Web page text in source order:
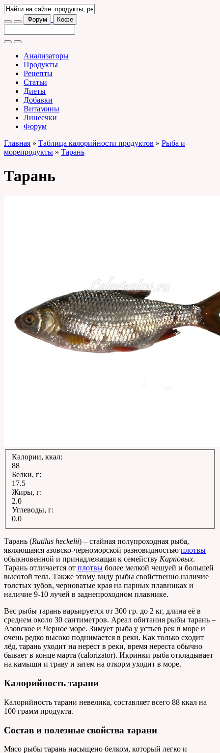
Форум Кофе
Анализаторы
Продукты
Рецепты
Статьи
Диеты
Добавки
Витамины
Линеечки
Форум
Главная » Таблица калорийности продуктов » Рыба и
морепродукты » Тарань
Тарань
Калории, ккал:
88
Белки, г:
17.5
Жиры, г:
2.0
Углеводы, г:
0.0
Тарань (Rutilus heckelii) – стайная полупроходная рыба,
являющаяся азовско-черноморской разновидностью плотвы
обыкновенной и принадлежащая к семейству Карповых.
Тарань отличается от плотвы более мелкой чешуей и большей
высотой тела. Также этому виду рыбы свойственно наличие
толстых зубов, черноватые края на парных плавниках и
наличие 9-10 лучей в заднепроходном плавнике.
Вес рыбы тарань варьируется от 300 гр. до 2 кг, длина её в
среднем около 30 сантиметров. Ареал обитания рыбы тарань –
Азовское и Черное море. Зимует рыба у устьев рек в море и
очень редко высоко поднимается в реки. Как только сходит
лёд, тарань уходит на нерест в реки, время нереста обычно
бывает в конце марта (calorizator). Икринки рыба откладывает
на камыши и траву и затем на откорм уходит в море.
Калорийность тарани
Калорийность тарани невелика, составляет всего 88 ккал на
100 грамм продукта.
Состав и полезные свойства тарани
Мясо рыбы тарань насыщено белком, который легко и